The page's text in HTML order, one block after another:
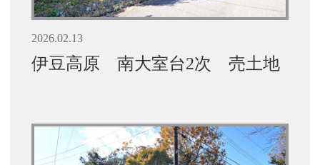
2026.02.13
伊豆高原 南大室台2次 売土地